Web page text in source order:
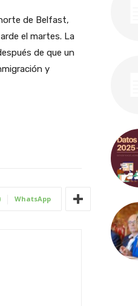
de Belfast,
el martes. La
de que un
y
WhatsApp